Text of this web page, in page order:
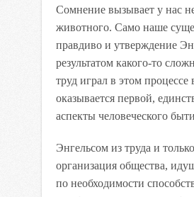
Сомнение вызывает у нас
животного. Само наше
правдиво и утверждение
результатом какого-то
труд играл в этом
оказывается первой,
аспекты человеческого
Энгельсом из труда и
организация общества,
по необходимости